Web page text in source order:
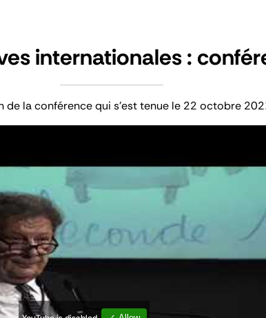
internationales :
de la conférence qui s'est tenue le 22 octobre